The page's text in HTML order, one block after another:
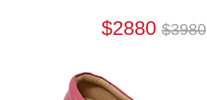
$2880$3980